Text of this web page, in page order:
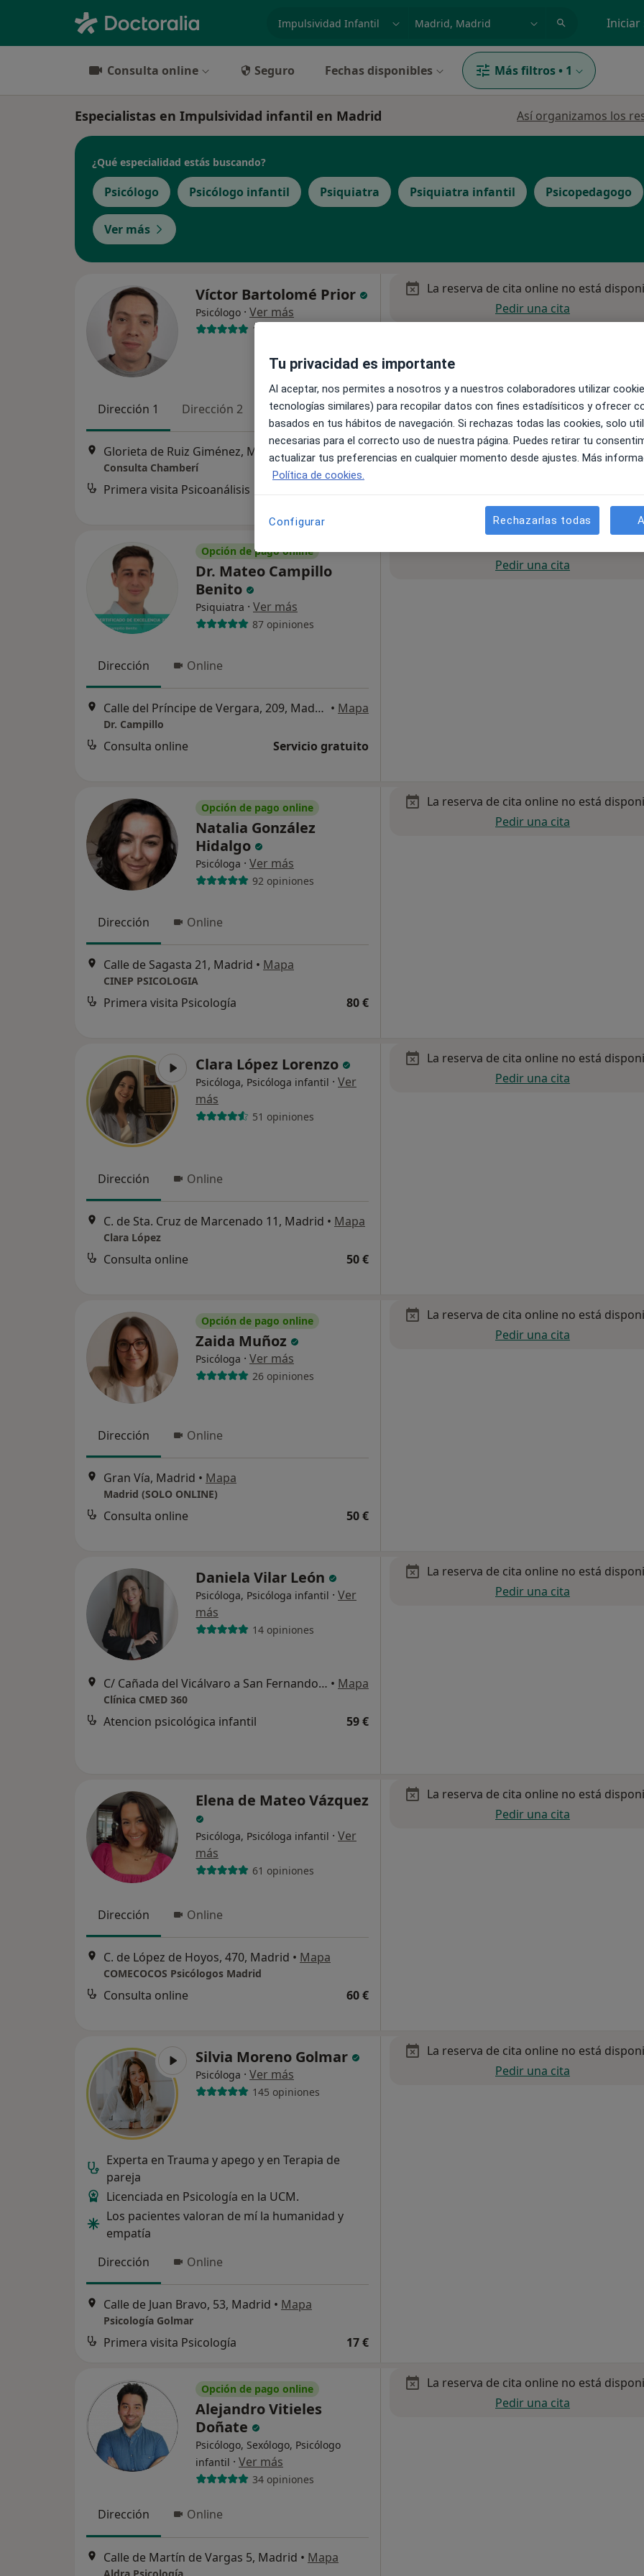
Iniciar
Consulta online Seguro Fechas disponibles Más filtros • 1
Especialistas en Impulsividad infantil en Madrid Así organizamos los
¿Qué especialidad estás buscando?
Psicólogo Psicólogo infantil Psiquiatra Psiquiatra infantil Psicopedagogo
Ver más
Víctor Bartolomé Prior
Psicólogo · Ver más
1 opinión
Dirección 1 Dirección 2 Online
Glorieta de Ruiz Giménez, Madrid Mapa
Consulta Chamberí
Primera visita Psicoanálisis
La reserva de cita online no está
Pedir una cita
Opción de pago online
Dr. Mateo Campillo
Benito
Psiquiatra · Ver más
87 opiniones
Dirección Online
Calle del Príncipe de Vergara, 209, Madrid • Mapa
Dr. Campillo
Consulta online Servicio gratuito
Pedir una cita
Opción de pago online
Natalia González
Hidalgo
Psicóloga · Ver más
92 opiniones
Dirección Online
Calle de Sagasta 21, Madrid • Mapa
CINEP PSICOLOGIA
Primera visita Psicología 80 €
La reserva de cita online no está
Pedir una cita
Clara López Lorenzo
Psicóloga, Psicóloga infantil · Ver
más
51 opiniones
Dirección Online
C. de Sta. Cruz de Marcenado 11, Madrid • Mapa
Clara López
Consulta online 50 €
La reserva de cita online no está
Pedir una cita
Opción de pago online
Zaida Muñoz
Psicóloga · Ver más
26 opiniones
Dirección Online
Gran Vía, Madrid • Mapa
Madrid (SOLO ONLINE)
Consulta online 50 €
La reserva de cita online no está
Pedir una cita
Daniela Vilar León
Psicóloga, Psicóloga infantil · Ver
más
14 opiniones
C/ Cañada del Vicálvaro a San Fernando 212, Madrid • Mapa
Clínica CMED 360
Atencion psicológica infantil 59 €
La reserva de cita online no está
Pedir una cita
Elena de Mateo Vázquez
Psicóloga, Psicóloga infantil · Ver
más
61 opiniones
Dirección Online
C. de López de Hoyos, 470, Madrid • Mapa
COMECOCOS Psicólogos Madrid
Consulta online 60 €
La reserva de cita online no está
Pedir una cita
Silvia Moreno Golmar
Psicóloga · Ver más
145 opiniones
Experta en Trauma y apego y en Terapia de
pareja
Licenciada en Psicología en la UCM.
Los pacientes valoran de mí la humanidad y
empatía
Dirección
Online
Calle de Juan Bravo, 53, Madrid • Mapa
Psicología Golmar
Primera visita Psicología 17 €
La reserva de cita online no está
Pedir una cita
Opción de pago online
Alejandro Vitieles
Doñate
Psicólogo, Sexólogo, Psicólogo
infantil · Ver más
34 opiniones
Dirección Online
Calle de Martín de Vargas 5, Madrid • Mapa
La reserva de cita online no está
Pedir una cita
Tu privacidad es importante
Al aceptar, nos permites a nosotros y a nuestros colaboradores utilizar
tecnologías similares) para recopilar datos con fines estadísiticos y ofrecer
basados en tus hábitos de navegación. Si rechazas todas las cookies, solo
necesarias para el correcto uso de nuestra página. Puedes retirar tu
actualizar tus preferencias en cualquier momento desde ajustes. Más
Política de cookies.
Configurar Rechazarlas todas